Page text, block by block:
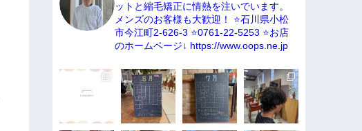
ットと縮毛矯正に情熱を注いでいます。
メンズのお客様も大歓迎！
⭐️石川県小松
市今江町2-626-3 ⭐️0761-22-5253 ⭐️お店
のホームページ↓ https://www.oops.ne.jp